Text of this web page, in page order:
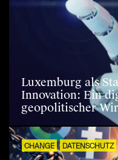
Luxemburg als
Innovation: Ein
geopolitischer
CHANGE DATENSCHUTZ